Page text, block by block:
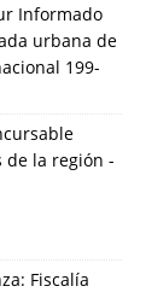
Informado
urbana de
199-
de la región -
Fiscalía